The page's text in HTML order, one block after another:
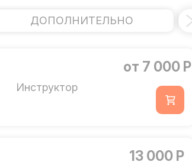
ДОПОЛНИТЕЛЬНО
Инструктор
от 7 000 Р
13 000 Р